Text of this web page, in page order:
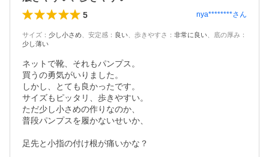
5 nya********さん
サイズ ： 少し小さめ 安定感 ： 良い 歩きやすさ ： 非常に良い 底の厚み ：
少し薄い
ネットで靴、それもパンプス。
買うの勇気がいりました。
しかし、とても良かったです。
サイズもピッタリ、歩きやすい。
ただ少し小さめの作りなのか、
普段パンプスを履かないせいか、
足先と小指の付け根が痛いかな？